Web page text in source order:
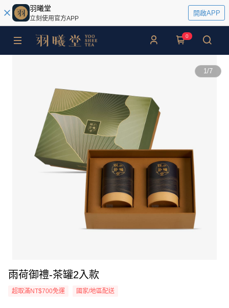
羽曦堂
立刻使用官方APP
開啟APP
0
1/7
雨荷御禮-茶罐2入款
超取滿NT$700免運 國家/地區配送